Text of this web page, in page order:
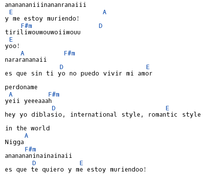
ananananiiinananranaiii
E
A
y me estoy muriendo!
F#m
D
tiriliwouwouwoiiwouu
E
yoo!
A
F#m
nararananaii
D
E
es que sin ti yo no puedo vivir mi amor
perdoname
A
F#m
yeii yeeeaaah
D
E
hey yo diblasio, international style, romantic style
in the world
A
Nigga
F#m
ananananinainainaii
D
E
es que te quiero y me estoy muriendoo!